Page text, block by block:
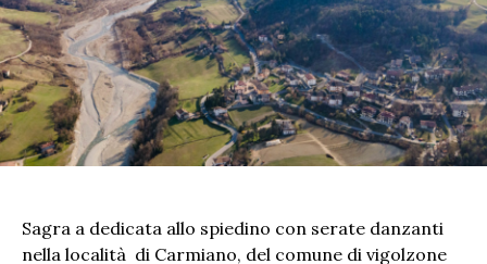
Sagra a dedicata allo spiedino con serate danzanti
nella località di Carmiano, del comune di vigolzone